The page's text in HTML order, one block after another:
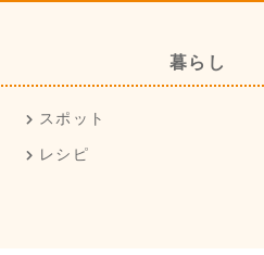
暮らし
スポット
レシピ